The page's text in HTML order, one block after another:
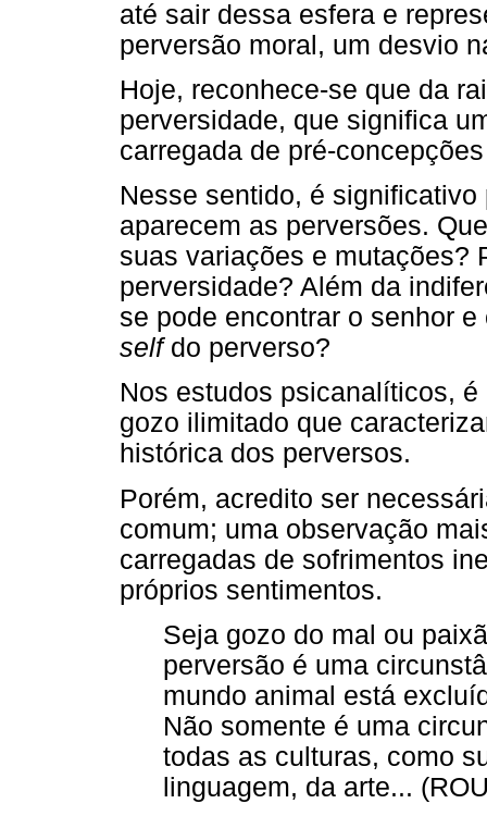
até sair dessa esfera e
perversão moral, um desvio
Hoje, reconhece-se que da
perversidade, que significa
carregada de pré-
Nesse sentido, é
aparecem as perversões.
suas variações e mutações?
perversidade? Além da
se pode encontrar o senhor
selfdo perverso?
Nos estudos psicanalíticos,
gozo ilimitado que
histórica dos perversos.
Porém, acredito ser
comum; uma observação
carregadas de sofrimentos
próprios sentimentos.
Seja gozo do mal ou
perversão é uma
mundo animal está
Não somente é uma
todas as culturas, como
linguagem, da arte...